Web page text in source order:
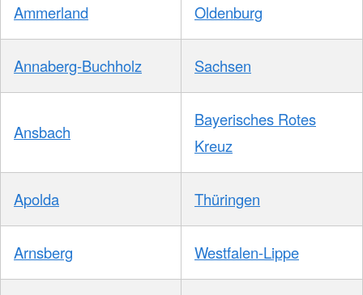
Ammerland Oldenburg
Annaberg-Buchholz Sachsen
Ansbach
Bayerisches Rotes
Kreuz
Apolda Thüringen
Arnsberg Westfalen-Lippe